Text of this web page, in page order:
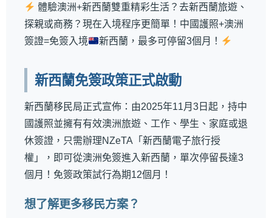
體驗澳洲+新西蘭雙重精彩生活？去新西蘭旅遊、
探親或商務？現在入境程序更簡單！中國護照+澳洲
簽證=免簽入境
新西蘭，最多可停留3個月！
新西蘭免簽政策正式啟動
新西蘭移民局正式宣佈：由2025年11月3日起，持中
國護照並擁有有效澳洲旅遊、工作、學生、家庭或退
休簽證，只需辦理NZeTA「新西蘭電子旅行授
權」，即可從澳洲免簽進入新西蘭，單次停留長達3
個月！免簽政策試行為期12個月！
想了解更多移民方案？